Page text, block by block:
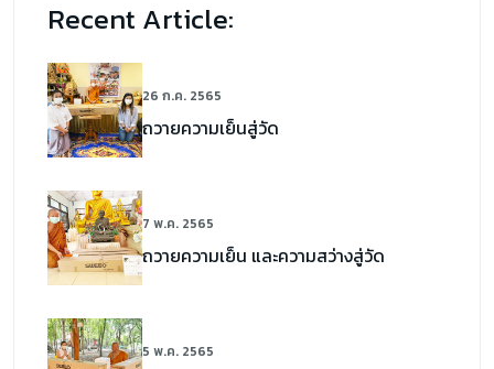
Recent Article:
26 ก.ค. 2565
ถวายความเย็นสู่วัด
7 พ.ค. 2565
ถวายความเย็น และความสว่างสู่วัด
5 พ.ค. 2565